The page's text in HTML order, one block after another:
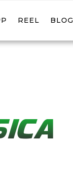
REEL BLOG